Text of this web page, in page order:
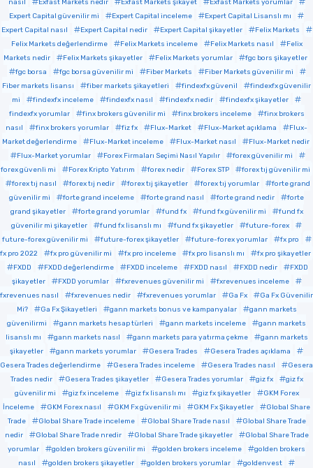
nasıl
Exfast Markets nedir Exfast Markets şikayet
Exfast Markets yorumlar
Expert Capital güvenilir mi
Expert Capital inceleme
Expert Capital Lisanslı mı
Expert Capital nasıl
Expert Capital nedir Expert Capital şikayetler
Felix Markets
Felix Markets değerlendirme
Felix Markets inceleme Felix Markets nasıl
Felix
Markets nedir
Felix Markets şikayetler Felix Markets yorumlar
fgc bors şikayetler
fgc borsa
fgc borsa güvenilir mi Fiber Markets
Fiber Markets güvenilir mi
Fiber markets lisansı
fiber markets şikayetleri findexfx güvenil
findexfx güvenilir
mi
findexfx inceleme findexfx nasıl findexfx nedir
findexfx şikayetler
findexfx yorumlar
finx brokers güvenilir mi finx brokers inceleme
finx brokers
nasıl
finx brokers yorumlar fiz fx Flux-Market Flux-Market açıklama
Flux-
Market değerlendirme
Flux-Market inceleme Flux-Market nasıl
Flux-Market nedir
Flux-Market yorumlar
Forex Firmaları Seçimi Nasıl Yapılır
forex güvenilir mi
forex güvenli mi
Forex Kripto Yatırım forex nedir Forex STP
forex tıj güvenilir mi
forex tıj nasıl
forex tıj nedir forex tıj şikayetler forex tıj yorumlar
forte grand
güvenilir mi
forte grand inceleme forte grand nasıl forte grand nedir
forte
grand şikayetler
forte grand yorumlar fund fx fund fx güvenilir mi
fund fx
güvenilir mi şikayetler
fund fx lisanslı mı fund fx şikayetler
future-forex
future-forex güvenilir mi
future-forex şikayetler future-forex yorumlar
fx pro
fx pro 2022
fx pro güvenilir mi fx pro inceleme fx pro lisanslı mı
fx pro şikayetler
FXDD
FXDD değerlendirme FXDD inceleme FXDD nasıl FXDD nedir
FXDD
şikayetler
FXDD yorumlar fxrevenues güvenilir mi
fxrevenues inceleme
fxrevenues nasıl
fxrevenues nedir fxrevenues yorumlar Ga Fx
Ga Fx Güvenilir
Mi?
Ga Fx Şikayetleri gann markets bonus ve kampanyalar
gann markets
güvenilirmi
gann markets hesap türleri gann markets inceleme
gann markets
lisanslı mı
gann markets nasıl gann markets para yatırma çekme
gann markets
şikayetler
gann markets yorumlar Gesera Trades
Gesera Trades açıklama
Gesera Trades değerlendirme
Gesera Trades inceleme Gesera Trades nasıl
Gesera
Trades nedir
Gesera Trades şikayetler Gesera Trades yorumlar giz fx
giz fx
güvenilir mi
giz fx inceleme giz fx lisanslı mı giz fx şikayetler
GKM Forex
İnceleme
GKM Forex nasıl GKM Fx güvenilir mi GKM Fx Şikayetler
Global Share
Trade
Global Share Trade inceleme Global Share Trade nasıl
Global Share Trade
nedir
Global Share Trade nredir Global Share Trade şikayetler
Global Share Trade
yorumlar
golden brokers güvenilir mi golden brokers inceleme
golden brokers
nasıl
golden brokers şikayetler golden brokers yorumlar
goldenvest